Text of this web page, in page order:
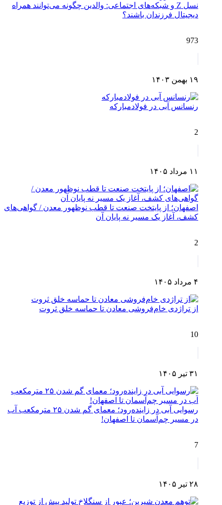
نسل Z و شبکه‌های اجتماعی: والدین چگونه می‌توانند همراه
دیجیتال فرزندان باشند؟
973
۱۹ بهمن ۱۴۰۳
رنسانس آبی در فولادمبارکه
2
۱۱ مرداد ۱۴۰۵
اصفهان؛ از پایتخت صنعت تا قطب نوظهور معدن / گواهی‌های
کشف، آغاز یک مسیر نه پایان آن
2
۴ مرداد ۱۴۰۵
از تراژدی خام‌فروشی معادن تا حماسه خلق ثروت
10
۳۱ تیر ۱۴۰۵
رسوایی آبی در زاینده‌رود؛ معمای گم شدن ۲۵ مترمکعب آب
در مسیر چم‌آسمان تا اصفهان!
7
۲۸ تیر ۱۴۰۵